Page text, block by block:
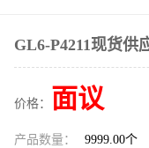
GL6-P4211现货供
价格： 面议
产品数量： 9999.00个